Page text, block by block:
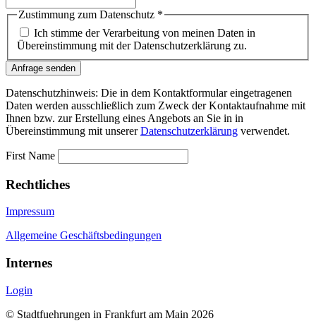
Zustimmung zum Datenschutz *
Ich stimme der Verarbeitung von meinen Daten in
Übereinstimmung mit der Datenschutzerklärung zu.
Anfrage senden
Datenschutzhinweis: Die in dem Kontaktformular eingetragenen
Daten werden ausschließlich zum Zweck der Kontaktaufnahme mit
Ihnen bzw. zur Erstellung eines Angebots an Sie in in
Übereinstimmung mit unsererDatenschutzerklärung verwendet.
First Name
Rechtliches
Impressum
Allgemeine Geschäftsbedingungen
Internes
Login
© Stadtfuehrungen in Frankfurt am Main 2026